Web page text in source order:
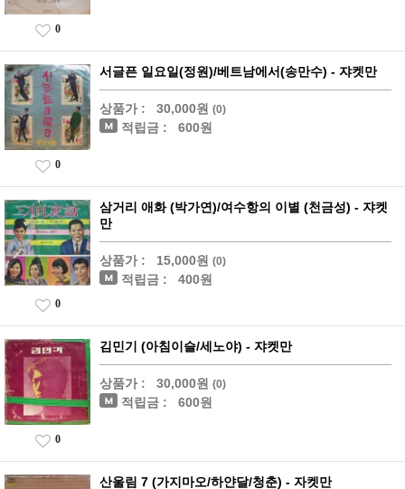
0
서글픈 일요일(정원)/베트남에서(송만수) - 쟈켓만
상품가 : 30,000원 (0)
적립금 : 600원
0
삼거리 애화 (박가연)/여수항의 이별 (천금성) - 쟈켓
만
상품가 : 15,000원 (0)
적립금 : 400원
0
김민기 (아침이슬/세노야) - 쟈켓만
상품가 : 30,000원 (0)
적립금 : 600원
0
산울림 7 (가지마오/하얀달/청춘) - 자켓만